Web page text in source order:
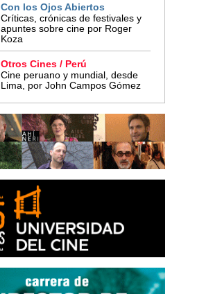
Con los Ojos Abiertos
Críticas, crónicas de festivales y
apuntes sobre cine por Roger
Koza
Otros Cines / Perú
Cine peruano y mundial, desde
Lima, por John Campos Gómez